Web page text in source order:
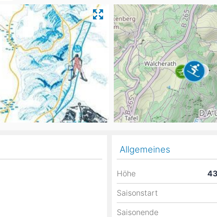
Allgemeines
Höhe
Saisonstart
Saisonende
Russland Südkorea Türkei
Aserbaidschan Vereinigte Arabische Emirate
Head Dynastar Salomon
Stöckli Kästle Scott
Indigo